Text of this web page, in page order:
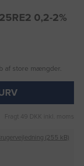
0,2-2%
af store mængder.
Fragt 49 DKK inkl. moms
(255 kB)